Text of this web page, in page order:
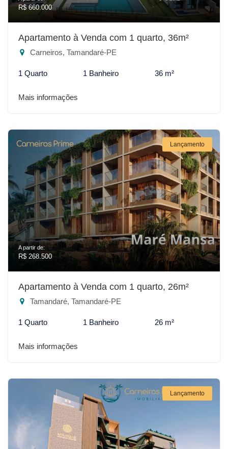
R$ 660.000
Apartamento à Venda com 1 quarto, 36m²
Carneiros, Tamandaré-PE
1 Quarto 1 Banheiro 36 m²
Mais informações
Lançamento
A partir de:
R$ 268.500
Apartamento à Venda com 1 quarto, 26m²
Tamandaré, Tamandaré-PE
1 Quarto 1 Banheiro 26 m²
Mais informações
Lançamento